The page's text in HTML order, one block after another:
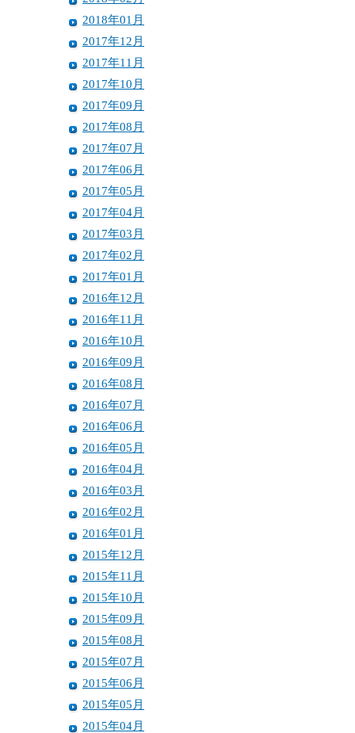
2018年01月
2017年12月
2017年11月
2017年10月
2017年09月
2017年08月
2017年07月
2017年06月
2017年05月
2017年04月
2017年03月
2017年02月
2017年01月
2016年12月
2016年11月
2016年10月
2016年09月
2016年08月
2016年07月
2016年06月
2016年05月
2016年04月
2016年03月
2016年02月
2016年01月
2015年12月
2015年11月
2015年10月
2015年09月
2015年08月
2015年07月
2015年06月
2015年05月
2015年04月